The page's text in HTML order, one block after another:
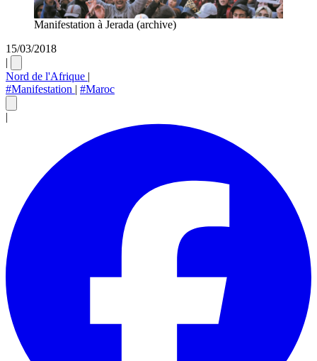
Manifestation à Jerada (archive)
15/03/2018
|
Nord de l'Afrique |
#Manifestation | #Maroc
|